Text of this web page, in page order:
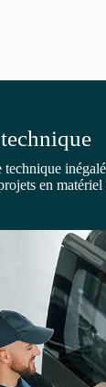
en